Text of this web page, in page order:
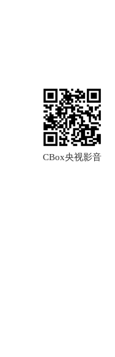
CBox央视影音